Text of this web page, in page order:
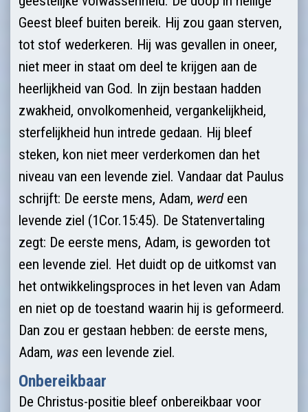
Geest bleef buiten bereik. Hij zou gaan sterven,
tot stof wederke­ren. Hij was gevallen in oneer,
niet meer in staat om deel te krijgen aan de
heerlijk­heid van God. In zijn bestaan hadden
zwakheid, onvolko­menheid, verganke­lijkheid,
sterfelijkheid hun intrede gedaan. Hij bleef
steken, kon niet meer verderkomen dan het
niveau van een levende ziel. Vandaar dat Paulus
schrijft: De eerste mens, Adam, werdeen
levende ziel (1Cor.15:45). De Statenver­taling
zegt: De eerste mens, Adam, is geworden tot
een levende ziel. Het duidt op de uitkomst van
het ontwikkelingsproces in het leven van Adam
en niet op de toestand waarin hij is gefor­meerd.
Dan zou er gestaan hebben: de eerste mens,
Adam, was een levende ziel.
Onbereikbaar
De Christus-positie bleef onbereikbaar voor